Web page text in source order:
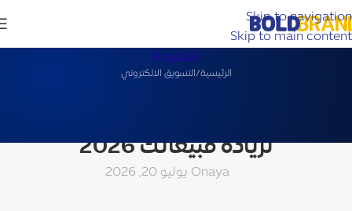
Skip to navigation
Skip to main content
المدونة
الرئيسية التسويق الالكتروني
لزيادة مبيعاتك 2026
ayaOn يوليو 20, 2026